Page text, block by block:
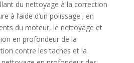
du nettoyage à la correction
à l’aide d’un polissage ; en
du moteur, le nettoyage et
en profondeur de la
contre les taches et la